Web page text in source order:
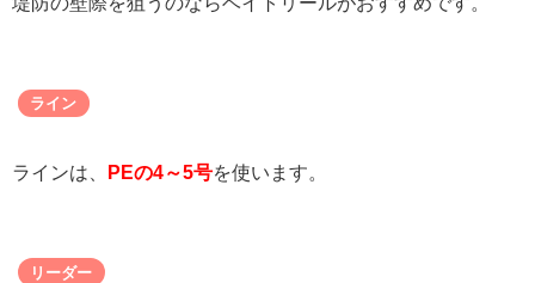
ライン
ラインは、 PEの4～5号を使います。
リーダー